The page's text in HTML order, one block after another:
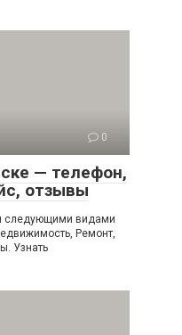
0
— телефон,
отзывы
следующими видами
Ремонт,
Узнать